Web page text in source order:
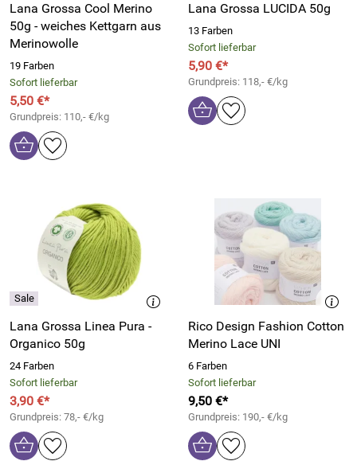
Lana Grossa Cool Merino
50g - weiches Kettgarn aus
Merinowolle
19 Farben
Sofort lieferbar
5,50 €*
Grundpreis: 110,- €/kg
Lana Grossa LUCIDA 50g
13 Farben
Sofort lieferbar
5,90 €*
Grundpreis: 118,- €/kg
Lana Grossa Linea Pura -
Organico 50g
24 Farben
Sofort lieferbar
3,90 €*
Grundpreis: 78,- €/kg
Rico Design Fashion Cotton
Merino Lace UNI
6 Farben
Sofort lieferbar
9,50 €*
Grundpreis: 190,- €/kg